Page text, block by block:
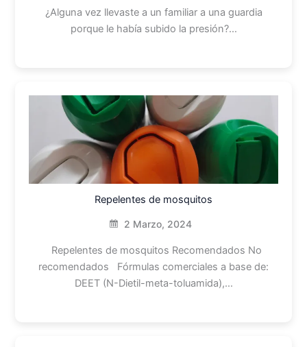
¿Alguna vez llevaste a un familiar a una guardia
porque le había subido la presión?…
Repelentes de mosquitos
2 Marzo, 2024
Repelentes de mosquitos Recomendados No
recomendados Fórmulas comerciales a base de:
DEET (N-Dietil-meta-toluamida),…